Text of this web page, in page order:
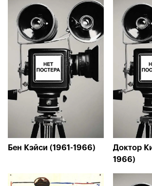
Бен Кэйси (1961-1966)
Доктор
1966)